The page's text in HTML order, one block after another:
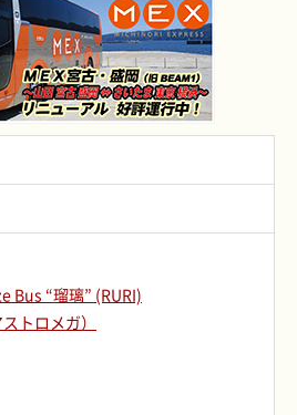
Bus “瑠璃” (RURI)
トロメガ）